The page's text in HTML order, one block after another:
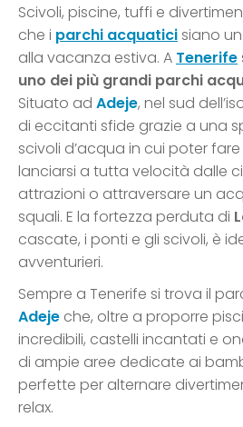
Scivoli, piscine, tuffi e
che i parchi acquaticisiano
alla vacanza estiva. A Tenerife
uno dei più grandi parchi
Situato ad Adeje, nel sud
di eccitanti sfide grazie a una
scivoli d’acqua in cui poter
lanciarsi a tutta velocità dalle
attrazioni o attraversare un
squali. E la fortezza perduta di
cascate, i ponti e gli scivoli, è
avventurieri.
Sempre a Tenerife si trova il
Adeje che, oltre a proporre
incredibili, castelli incantati e
di ampie aree dedicate ai
perfette per alternare
relax.